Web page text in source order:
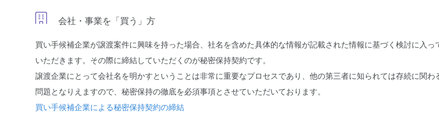
会社・事業を「買う」方
買い手候補企業が譲渡案件に興味を持った場合、社名を含めた具体的な情報が記載された情報に基づく検討に入っ
いただきます。その際に締結していただくのが秘密保持契約です。
譲渡企業にとって会社名を明かすということは非常に重要なプロセスであり、他の第三者に知られては存続に関わ
問題となりえますので、秘密保持の徹底を必須事項とさせていただいております。
買い手候補企業による秘密保持契約の締結